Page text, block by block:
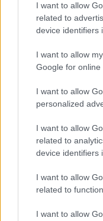
I want to allow
related to
device identifiers
I want to allow
Google for
I want to allow
personalized
I want to allow
related to
device identifiers
I want to allow
related to
I want to allow
Címkék:építészet
Ajánlott
A